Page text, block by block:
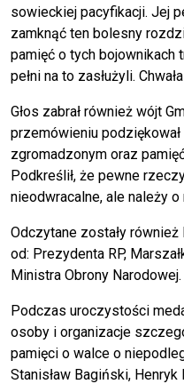
sowieckiej pacyfikacji. Jej
zamknąć ten bolesny
pamięć o tych
pełni na to zasłużyli.
Głos zabrał również wójt
przemówieniu
zgromadzonym oraz
Podkreślił, że pewne
nieodwracalne, ale należy o
Odczytane zostały
od: Prezydenta RP,
Ministra Obrony Narodowej.
Podczas uroczystości
osoby i organizacje
pamięci o walce o
Stanisław Bagiński,